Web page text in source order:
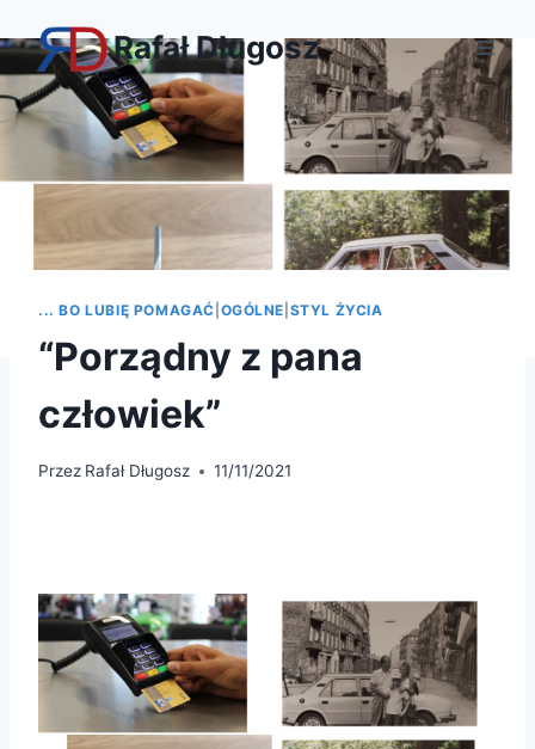
do
treści
Rafał Długosz
... BO LUBIĘ POMAGAĆ OGÓLNE STYL ŻYCIA
“Porządny z pana
człowiek”
Przez Rafał Długosz 11/11/2021